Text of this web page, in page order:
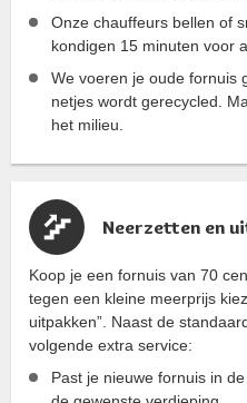
Onze chauffeurs bellen of
kondigen 15 minuten voor
We voeren je oude fornuis
netjes wordt gerecycled.
het milieu.
Neerzetten en
Koop je een fornuis van 70
tegen een kleine meerprijs
uitpakken”. Naast de
volgende extra service:
Past je nieuwe fornuis in